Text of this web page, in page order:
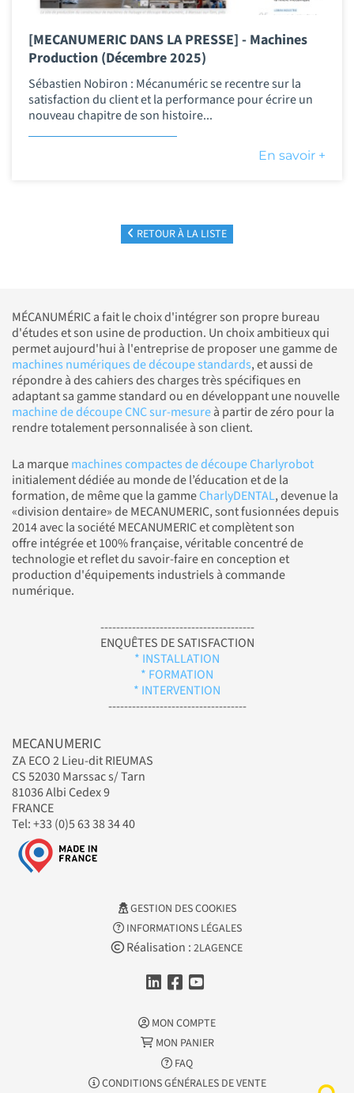
[MECANUMERIC DANS LA PRESSE] - Machines
Production (Décembre 2025)
Sébastien Nobiron : Mécanuméric se recentre sur la
satisfaction du client et la performance pour écrire un
nouveau chapitre de son histoire...
En savoir +
RETOUR À LA LISTE
MÉCANUMÉRIC a fait le choix d'intégrer son propre bureau
d'études et son usine de production. Un choix ambitieux qui
permet aujourd'hui à l'entreprise de proposer une gamme de
machines numériques de découpe standards, et aussi de
répondre à des cahiers des charges très spécifiques en
adaptant sa gamme standard ou en développant une nouvelle
machine de découpe CNC sur-mesureà partir de zéro pour la
rendre totalement personnalisée à son client.
La marquemachines compactes de découpe Charlyrobot
initialement dédiée au monde de l’éducation et de la
formation, de même que la gammeCharlyDENTAL, devenue la
«division dentaire» de MECANUMERIC, sont fusionnées depuis
2014 avec la société MECANUMERIC et complètent son
offre intégrée et 100% française, véritable concentré de
technologie et reflet du savoir-faire en conception et
production d'équipements industriels à commande
numérique.
---------------------------------------
ENQUÊTES DE SATISFACTION
* INSTALLATION
* FORMATION
* INTERVENTION
-----------------------------------
MECANUMERIC
ZA ECO 2 Lieu-dit RIEUMAS
CS 52030 Marssac s/ Tarn
81036 Albi Cedex 9
FRANCE
Tel: +33 (0)5 63 38 34 40
GESTION DES COOKIES
INFORMATIONS LÉGALES
Réalisation : 2LAGENCE
MON COMPTE
MON PANIER
FAQ
CONDITIONS GÉNÉRALES DE VENTE